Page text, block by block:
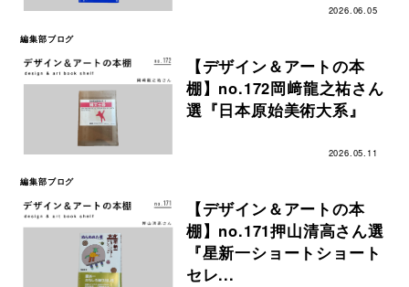
2026.06.05
編集部ブログ
【デザイン＆アートの本
棚】no.172岡﨑龍之祐さん
選『日本原始美術大系』
2026.05.11
編集部ブログ
【デザイン＆アートの本
棚】no.171押山清高さん選
『星新一ショートショート
セレ...